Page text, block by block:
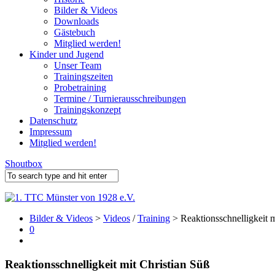
Bilder & Videos
Downloads
Gästebuch
Mitglied werden!
Kinder und Jugend
Unser Team
Trainingszeiten
Probetraining
Termine / Turnierausschreibungen
Trainingskonzept
Datenschutz
Impressum
Mitglied werden!
Shoutbox
Bilder & Videos > Videos /Training > Reaktionsschnelligkeit
0
Reaktionsschnelligkeit mit Christian Süß